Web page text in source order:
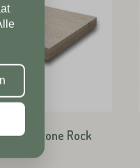
Limestone Rock